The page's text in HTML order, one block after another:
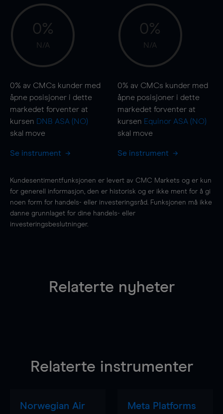
0%
N/A
0% av CMCs kunder med
åpne posisjoner i dette
markedet forventer at
kursen DNB ASA (NO)
skal move
Se instrument
0%
N/A
0% av CMCs kunder med
åpne posisjoner i dette
markedet forventer at
kursen Equinor ASA (NO)
skal move
Se instrument
Kundesentimentfunksjonen er levert av CMC Markets og er kun
for generell informasjon, den er historisk og er ikke ment for å gi
noen form for handels- eller investeringsråd. Funksjonen må ikke
danne grunnlaget for dine handels- eller
investeringsbeslutninger.
Relaterte nyheter
Relaterte instrumenter
Norwegian Air
Meta Platforms